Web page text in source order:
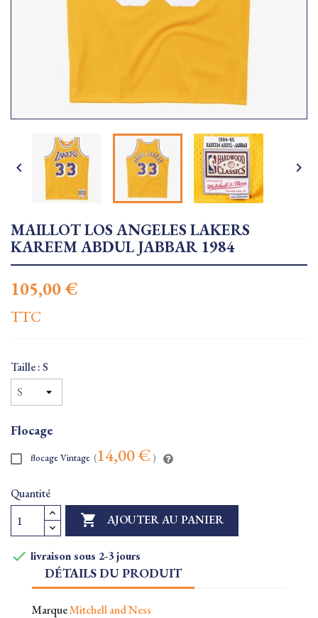
 
MAILLOT LOS ANGELES LAKERS
KAREEM ABDUL JABBAR 1984
105,00 €
TTC
Taille : S
Flocage
flocage Vintage (14,00 € )
Quantité
 AJOUTER AU PANIER
 livraison sous 2-3 jours
DÉTAILS DU PRODUIT
MarqueMitchell and Ness